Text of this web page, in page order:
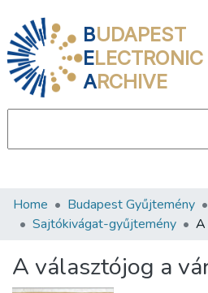
BUDAPEST
ELECTRONIC
ARCHIVE
Communities & Collections
Statistics
Home Budapest Gyűjtemény
Sajtókivágat-gyűjtemény
A
A választójog a